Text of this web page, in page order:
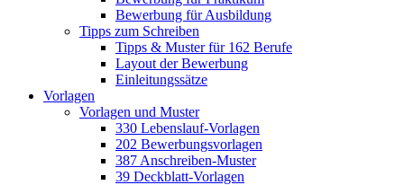
Bewerbung für Ausbildung
Tipps zum Schreiben
Tipps & Muster für 162 Berufe
Layout der Bewerbung
Einleitungssätze
Vorlagen
Vorlagen und Muster
330 Lebenslauf-Vorlagen
202 Bewerbungsvorlagen
387 Anschreiben-Muster
39 Deckblatt-Vorlagen